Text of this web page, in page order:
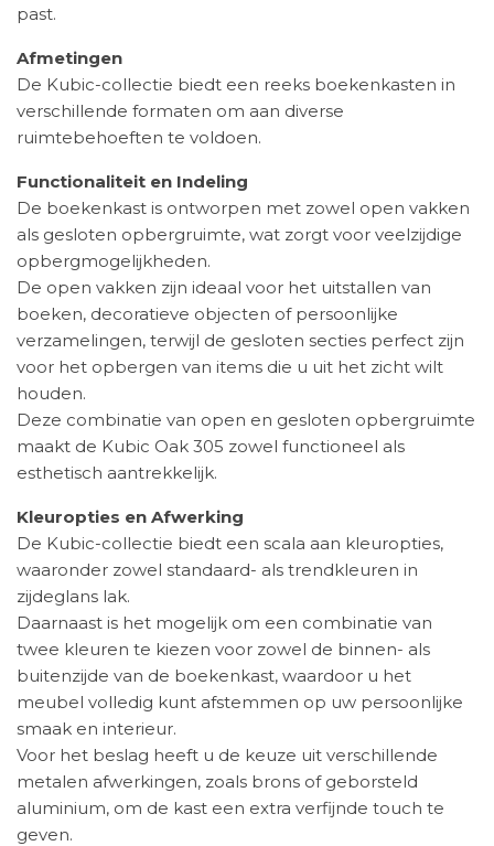
past.
Afmetingen
De Kubic-collectie biedt een reeks boekenkasten in
verschillende formaten om aan diverse
ruimtebehoeften te voldoen.
Functionaliteit en Indeling
De boekenkast is ontworpen met zowel open vakken
als gesloten opbergruimte, wat zorgt voor veelzijdige
opbergmogelijkheden.
De open vakken zijn ideaal voor het uitstallen van
boeken, decoratieve objecten of persoonlijke
verzamelingen, terwijl de gesloten secties perfect zijn
voor het opbergen van items die u uit het zicht wilt
houden.
Deze combinatie van open en gesloten opbergruimte
maakt de Kubic Oak 305 zowel functioneel als
esthetisch aantrekkelijk.
Kleuropties en Afwerking
De Kubic-collectie biedt een scala aan kleuropties,
waaronder zowel standaard- als trendkleuren in
zijdeglans lak.
Daarnaast is het mogelijk om een combinatie van
twee kleuren te kiezen voor zowel de binnen- als
buitenzijde van de boekenkast, waardoor u het
meubel volledig kunt afstemmen op uw persoonlijke
smaak en interieur.
Voor het beslag heeft u de keuze uit verschillende
metalen afwerkingen, zoals brons of geborsteld
aluminium, om de kast een extra verfijnde touch te
geven.